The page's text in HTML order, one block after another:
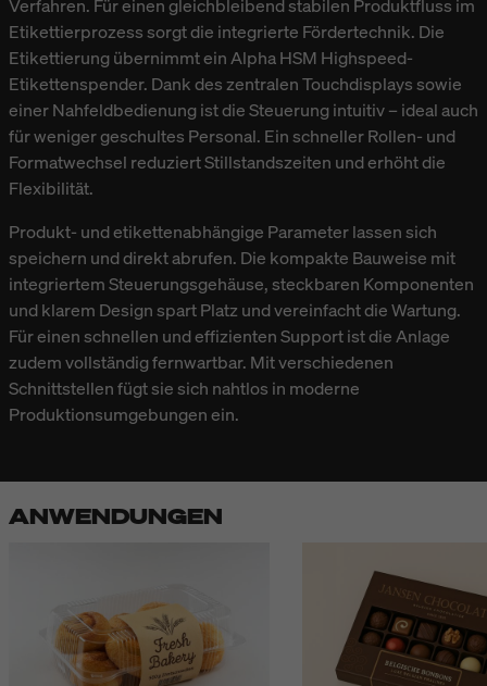
Verfahren. Für einen gleichbleibend stabilen Produktfluss im
Etikettierprozess sorgt die integrierte Fördertechnik. Die
Etikettierung übernimmt ein Alpha HSM Highspeed-
Etikettenspender. Dank des zentralen Touchdisplays sowie
einer Nahfeldbedienung ist die Steuerung intuitiv – ideal auch
für weniger geschultes Personal. Ein schneller Rollen- und
Formatwechsel reduziert Stillstandszeiten und erhöht die
Flexibilität.
Produkt- und etikettenabhängige Parameter lassen sich
speichern und direkt abrufen. Die kompakte Bauweise mit
integriertem Steuerungsgehäuse, steckbaren Komponenten
und klarem Design spart Platz und vereinfacht die Wartung.
Für einen schnellen und effizienten Support ist die Anlage
zudem vollständig fernwartbar. Mit verschiedenen
Schnittstellen fügt sie sich nahtlos in moderne
Produktionsumgebungen ein.
ANWENDUNGEN